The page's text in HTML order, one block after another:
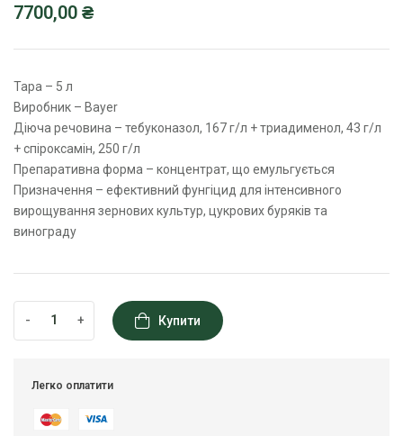
7700,00 ₴
Тара – 5 л
Виробник – Bayer
Діюча речовина – тебуконазол, 167 г/л + триадименол, 43 г/л
+ спіроксамін, 250 г/л
Препаративна форма – концентрат, що емульгується
Призначення – ефективний фунгіцид для інтенсивного
вирощування зернових культур, цукрових буряків та
винограду
- + Купити
Легко оплатити